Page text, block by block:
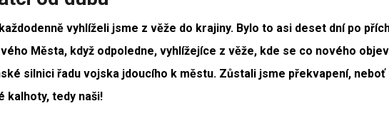
vyhlíželi jsme z věže do krajiny. Bylo to asi deset dní po
Města, když odpoledne, vyhlížejíce z věže, kde se co nového
silnici řadu vojska jdoucího k městu. Zůstali jsme překvapení, neboť
kalhoty, tedy naši!